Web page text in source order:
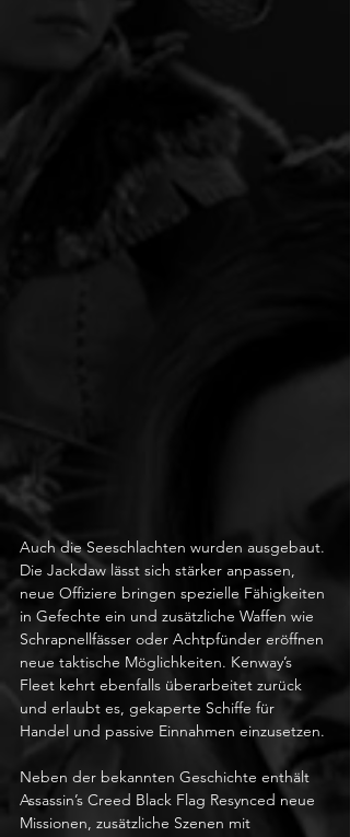
Auch die Seeschlachten wurden ausgebaut.
Die Jackdaw lässt sich stärker anpassen,
neue Offiziere bringen spezielle Fähigkeiten
in Gefechte ein und zusätzliche Waffen wie
Schrapnellfässer oder Achtpfünder eröffnen
neue taktische Möglichkeiten. Kenway’s
Fleet kehrt ebenfalls überarbeitet zurück
und erlaubt es, gekaperte Schiffe für
Handel und passive Einnahmen einzusetzen.
Neben der bekannten Geschichte enthält
Assassin’s Creed Black Flag Resynced neue
Missionen, zusätzliche Szenen mit